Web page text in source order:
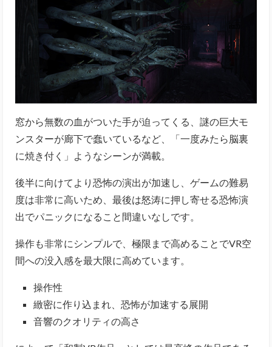
窓から無数の血がついた手が迫ってくる、謎の巨大モ
ンスターが廊下で蠢いているなど、「一度みたら脳裏
に焼き付く」ようなシーンが満載。
後半に向けてより恐怖の演出が加速し、ゲームの難易
度は非常に高いため、最後は怒涛に押し寄せる恐怖演
出でパニックになること間違いなしです。
操作も非常にシンプルで、極限まで高めることでVR空
間への没入感を最大限に高めています。
操作性
緻密に作り込まれ、恐怖が加速する展開
音響のクオリティの高さ